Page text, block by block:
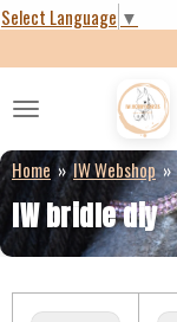
Select Language ▼
Skip
content
Home » IW Webshop »
IW bridle diy